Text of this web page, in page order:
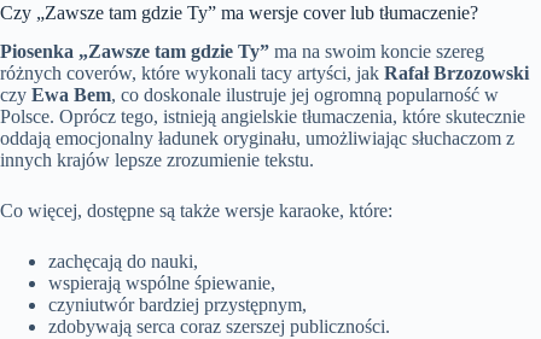
Czy „Zawsze tam gdzie Ty” ma wersje cover lub tłumaczenie?
Piosenka „Zawsze tam gdzie Ty” ma na swoim koncie szereg
różnych coverów, które wykonali tacy artyści, jak Rafał Brzozowski
czy Ewa Bem, co doskonale ilustruje jej ogromną popularność w
Polsce. Oprócz tego, istnieją angielskie tłumaczenia, które skutecznie
oddają emocjonalny ładunek oryginału, umożliwiając słuchaczom z
innych krajów lepsze zrozumienie tekstu.
Co więcej, dostępne są także wersje karaoke, które:
zachęcają do nauki,
wspierają wspólne śpiewanie,
czyniutwór bardziej przystępnym,
zdobywają serca coraz szerszej publiczności.